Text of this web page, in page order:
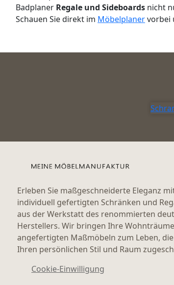
Badplaner Regale und Sideboards nicht
Schauen Sie direkt im Möbelplanervorbei
Erleben Sie maßgeschneiderte Eleganz
individuell gefertigten Schränken und
aus der Werkstatt des renommierten
Herstellers. Wir bringen Ihre
angefertigten Maßmöbeln zum Leben,
Ihren persönlichen Stil und Raum
Cookie-Einwilligung